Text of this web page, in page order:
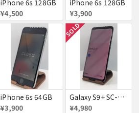
iPhone 6s 128GB
¥4,500
iPhone 6s 128GB
¥3,900
iPhone 6s 64GB
¥3,900
SOLD
Galaxy S9+ SC-03K
¥4,980